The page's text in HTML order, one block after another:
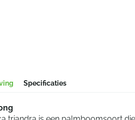
Specificaties